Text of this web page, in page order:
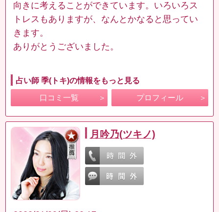
向きに考えることができています。いろいろス
トレスもありますが、なんとかなると思ってい
きます。
ありがとうございました。
占い師 季(トキ)の情報をもっと見る
口コミ一覧 プロフィール
月吟乃(ツキノ)